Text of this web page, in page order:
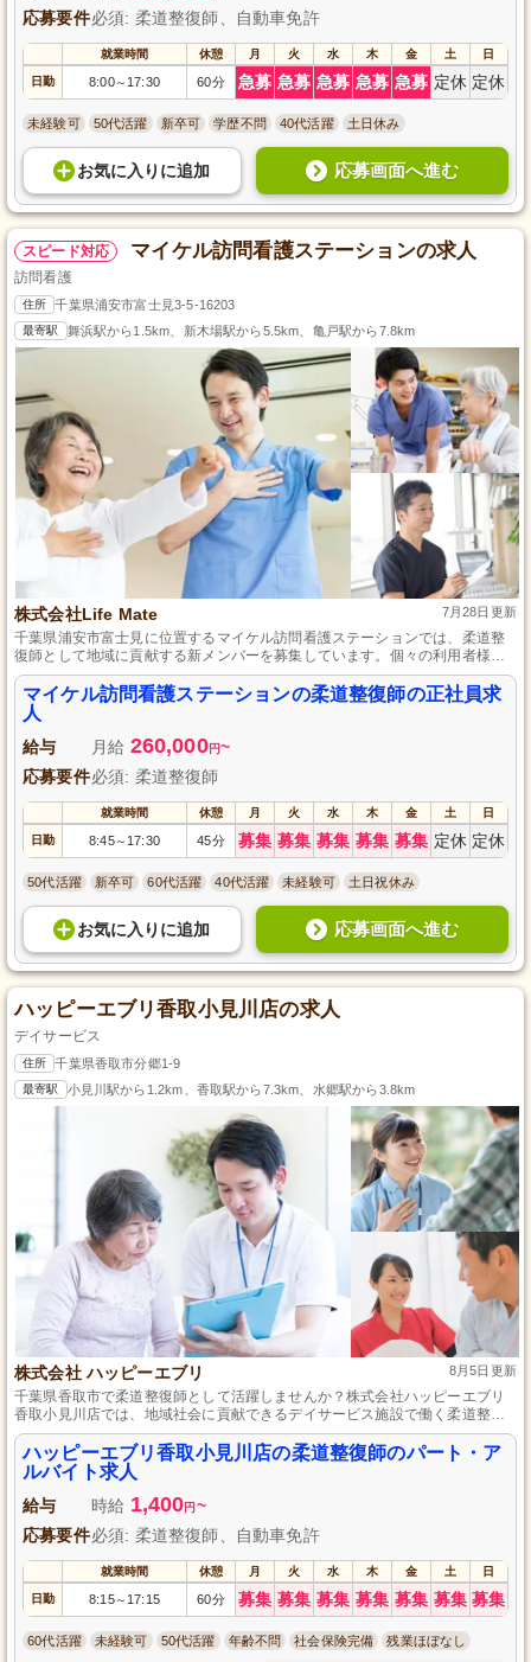
応募要件必須: 柔道整復師、自動車免許
就業時間 休憩 月 火 水 木 金 土 日
日勤 8:00～ 17:30 60分 急募 急募 急募 急募 急募 定休 定休
未経験可 50代活躍 新卒可 学歴不問 40代活躍 土日休み
お気に入り に追加 応募画面へ進む
スピード対応 マイケル訪問看護ステーションの求人
訪問看護
住所 千葉県浦安市富士見3-5-16203
最寄駅 舞浜駅から1.5km、新木場駅から5.5km、亀戸駅から7.8km
株式会社Life Mate 7月28日更新
千葉県浦安市富士見に位置するマイケル訪問看護ステーションでは、柔道整
復師として地域に貢献する新メンバーを募集しています。個々の利用者様に
合わせた質の高い看護ケアを提供し、あなたの知識と技術を活かして地域社
会の健康と快適な生活を支援しませんか？正社員としての安定した雇用のも
と、多様な経験を通じて専門スキルを磨ける環境で働けることをお約束しま
す。
マイケル訪問看護ステーションの柔道整復師の正社員求
人
給与 月給 260,000円~
応募要件必須: 柔道整復師
就業時間 休憩 月 火 水 木 金 土 日
日勤 8:45～ 17:30 45分 募集 募集 募集 募集 募集 定休 定休
50代活躍 新卒可 60代活躍 40代活躍 未経験可 土日祝休み
お気に入り に追加 応募画面へ進む
ハッピーエブリ香取小見川店の求人
デイサービス
住所 千葉県香取市分郷1-9
最寄駅 小見川駅から1.2km、香取駅から7.3km、水郷駅から3.8km
株式会社 ハッピーエブリ 8月5日更新
千葉県香取市で柔道整復師として活躍しませんか？株式会社ハッピーエブリ
香取小見川店では、地域社会に貢献できるデイサービス施設で働く柔道整復
師を募集しています。未経験者も歓迎！柔軟な勤務体系であなたのライフス
タイルにフィット。温かく支え合える職場環境で、利用者様の健康維持と笑
顔のために一緒に働きましょう。
ハッピーエブリ香取小見川店の柔道整復師のパート・ア
ルバイト求人
給与 時給 1,400円 ~
応募要件必須: 柔道整復師、自動車免許
就業時間 休憩 月 火 水 木 金 土 日
日勤 8:15～ 17:15 60分 募集 募集 募集 募集 募集 募集 募集
60代活躍 未経験可 50代活躍 年齢不問 社会保険完備 残業ほぼなし